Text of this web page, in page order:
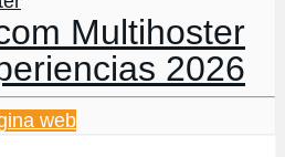
Multihoster
2026
web